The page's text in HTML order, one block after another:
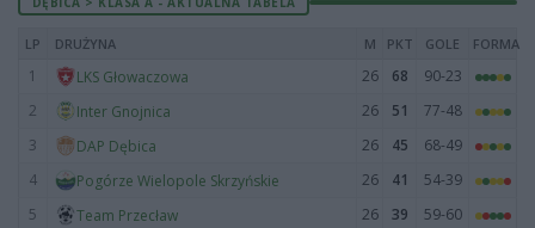
LP DRUŻYNA M PKT GOLE FORMA
1 LKS Głowaczowa 26 68
90-23
2
Inter Gnojnica 26 51
77-48
3
DAP Dębica 26 45
68-49
4
Pogórze Wielopole Skrzyńskie 26 41
54-39
5
Team Przecław 26 39
59-60